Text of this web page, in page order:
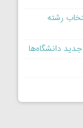
رشته
دانشگاه‌ها